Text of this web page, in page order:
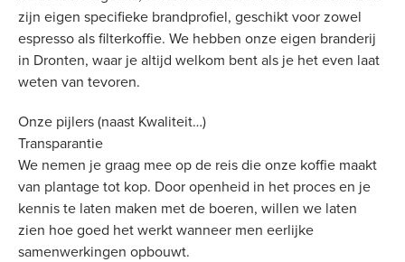
zijn eigen specifieke brandprofiel, geschikt voor zowel
espresso als filterkoffie. We hebben onze eigen branderij
in Dronten, waar je altijd welkom bent als je het even laat
weten van tevoren.
Onze pijlers (naast Kwaliteit…)
Transparantie
We nemen je graag mee op de reis die onze koffie maakt
van plantage tot kop. Door openheid in het proces en je
kennis te laten maken met de boeren, willen we laten
zien hoe goed het werkt wanneer men eerlijke
samenwerkingen opbouwt.